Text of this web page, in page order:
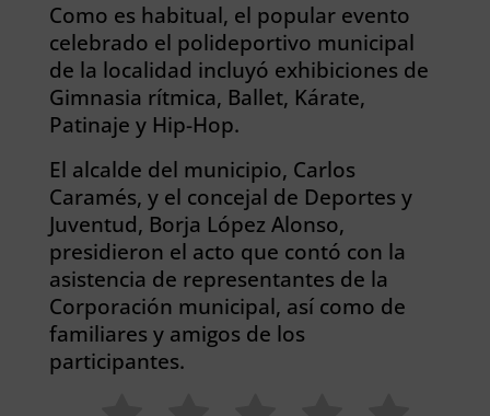
Como es habitual, el popular evento
celebrado el polideportivo municipal
de la localidad incluyó exhibiciones de
Gimnasia rítmica, Ballet, Kárate,
Patinaje y Hip-Hop.
El alcalde del municipio, Carlos
Caramés, y el concejal de Deportes y
Juventud, Borja López Alonso,
presidieron el acto que contó con la
asistencia de representantes de la
Corporación municipal, así como de
familiares y amigos de los
participantes.